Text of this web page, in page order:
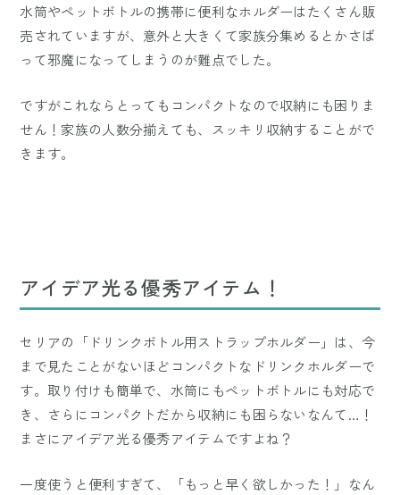
水筒やペットボトルの携帯に便利なホルダーはたくさん販
売されていますが、意外と大きくて家族分集めるとかさば
って邪魔になってしまうのが難点でした。
ですがこれならとってもコンパクトなので収納にも困りま
せん！家族の人数分揃えても、スッキリ収納することがで
きます。
アイデア光る優秀アイテム！
セリアの「ドリンクボトル用ストラップホルダー」は、今
まで見たことがないほどコンパクトなドリンクホルダーで
す。取り付けも簡単で、水筒にもペットボトルにも対応で
き、さらにコンパクトだから収納にも困らないなんて…！
まさにアイデア光る優秀アイテムですよね？
一度使うと便利すぎて、「もっと早く欲しかった！」なん